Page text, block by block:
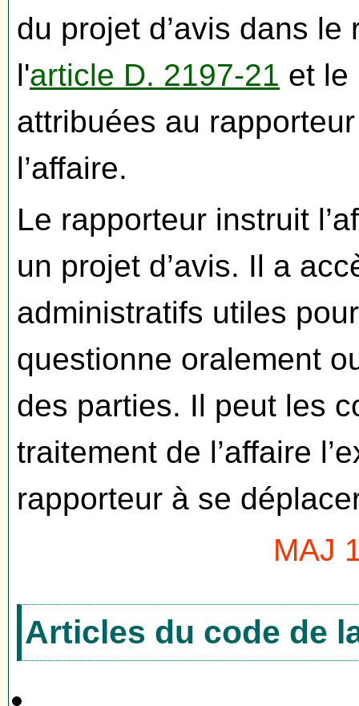
du projet d’avis dans
l'article D. 2197-21 et le
attribuées au
l’affaire.
Le rapporteur instruit
un projet d’avis. Il a
administratifs utiles
questionne oralement
des parties. Il peut les
traitement de l’affaire
rapporteur à se
MAJ
Articles du code de